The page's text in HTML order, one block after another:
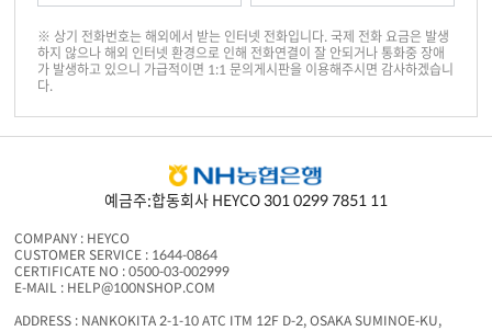
※ 상기 전화번호는 해외에서 받는 인터넷 전화입니다. 국제 전화 요금은 발생
하지 않으나 해외 인터넷 환경으로 인해 전화연결이 잘 안되거나 통화중 장애
가 발생하고 있으니 가급적이면 1:1 문의게시판을 이용해주시면 감사하겠습니
다.
예금주:합동회사 HEYCO 301 0299 7851 11
COMPANY : HEYCO
CUSTOMER SERVICE : 1644-0864
CERTIFICATE NO : 0500-03-002999
E-MAIL : HELP@100NSHOP.COM
ADDRESS : NANKOKITA 2-1-10 ATC ITM 12F D-2, OSAKA SUMINOE-KU,